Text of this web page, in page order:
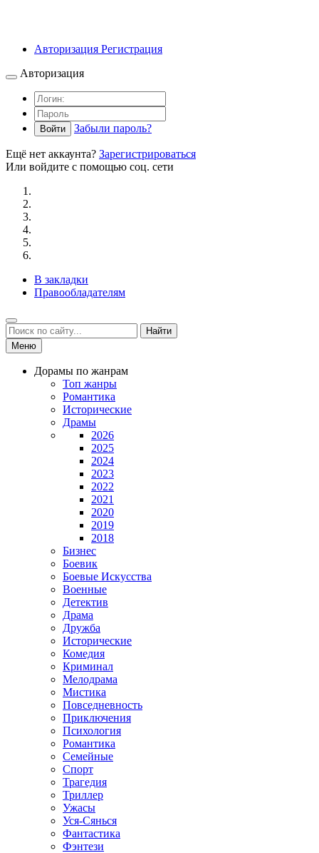
Авторизация Регистрация
Авторизация
Войти Забыли пароль?
Ещё нет аккаунта? Зарегистрироваться
Или войдите с помощью соц. сети
В закладки
Правообладателям
Найти
Меню
Дорамы по жанрам
Топ жанры
Романтика
Исторические
Драмы
2026
2025
2024
2023
2022
2021
2020
2019
2018
Бизнес
Боевик
Боевые Искусства
Военные
Детектив
Драма
Дружба
Исторические
Комедия
Криминал
Мелодрама
Мистика
Повседневность
Приключения
Психология
Романтика
Семейные
Спорт
Трагедия
Триллер
Ужасы
Уся-Сянься
Фантастика
Фэнтези